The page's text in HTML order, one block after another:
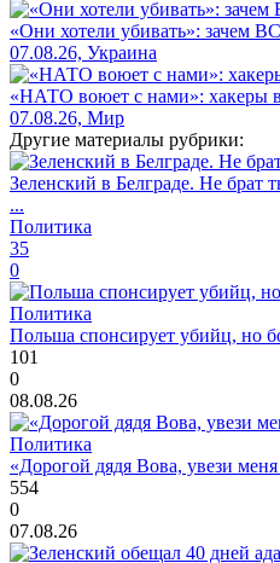
«Они хотели убивать»: зачем
07.08.26, Украина
«НАТО воюет с нами»: хакеры
07.08.26, Мир
Другие материалы рубрики:
Зеленский в Белграде. Не брат
...
Политика
35
0
Политика
Польша спонсирует убийц, но
101
0
08.08.26
Политика
«Дорогой дядя Вова, увези
554
0
07.08.26